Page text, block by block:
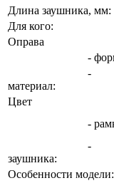
Длина заушника, мм:
Для кого:
Оправа
-
-
материал:
Цвет
-
-
заушника:
Особенности модели: